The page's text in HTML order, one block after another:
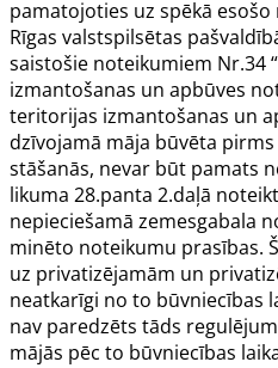
pamatojoties uz spēkā
Rīgas valstspilsētas
saistošie noteikumiem Nr.34
izmantošanas un apbūves
teritorijas izmantošanas un
dzīvojamā māja būvēta
stāšanās, nevar būt pamats
likuma 28.panta 2.daļā
nepieciešamā zemesgabala
minēto noteikumu prasības.
uz privatizējamām un
neatkarīgi no to būvniecības
nav paredzēts tāds
mājās pēc to būvniecības